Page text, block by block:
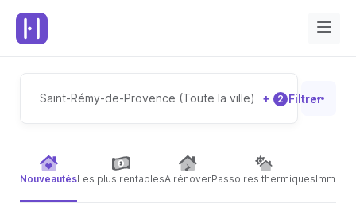
Saint-Rémy-de-Provence (Toute la ville) + 2 Filtrer
NouveautésLes plus rentablesA rénoverPassoires thermiques